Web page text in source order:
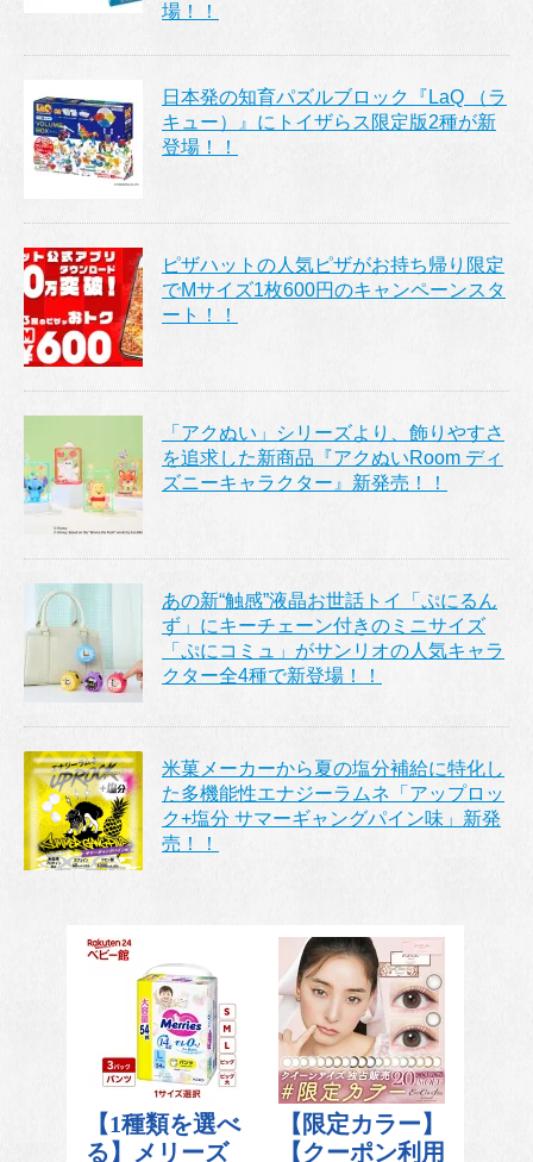
場！！
日本発の知育パズルブロック『LaQ （ラ
キュー）』にトイザらス限定版2種が新
登場！！
ピザハットの人気ピザがお持ち帰り限定
でMサイズ1枚600円のキャンペーンスタ
ート！！
「アクぬい」シリーズより、飾りやすさ
を追求した新商品『アクぬいRoom ディ
ズニーキャラクター』新発売！！
あの新“触感”液晶お世話トイ「ぷにるん
ず」にキーチェーン付きのミニサイズ
「ぷにコミュ」がサンリオの人気キャラ
クター全4種で新登場！！
米菓メーカーから夏の塩分補給に特化し
た多機能性エナジーラムネ「アップロッ
ク+塩分 サマーギャングパイン味」新発
売！！